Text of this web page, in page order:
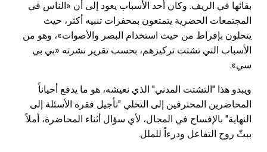
بقائها في الريف. وكان أحد الأسباب يعود إلى أن «الناس في
المجتمعات الحضرية يتمتعون بمحفزات تنبيه أكثر، حيث
يتحلون بإفراط من حيث استخدام البصر والأصوات»، وهو من
الأسباب التي تشتت تركيزهم، بحسب تقرير نشرته «بي بي
سي».
ويبدو هذا "التشتت المدني" الذي نعيشه، هو ما يدفع أحياناً
المحاضرين المحترفين إلى التخلي "تأجيل فقرة الأسئلة إلى
النهاية" بالإفساح في المجال، لأي سؤال أثناء المحاضرة، أملاً
ببثّ روح التفاعل ودرءاً للملل.